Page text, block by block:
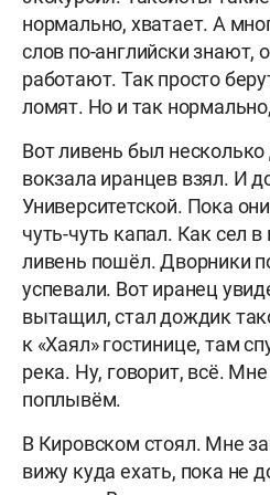
нормально, хватает. А
слов по-английски знают,
работают. Так просто
ломят. Но и так
Вот ливень был
вокзала иранцев взял. И
Университетской. Пока
чуть-чуть капал. Как сел
ливень пошёл. Дворники
успевали. Вот иранец
вытащил, стал дождик
к «Хаял» гостинице, там
река. Ну, говорит, всё.
поплывём.
В Кировском стоял. Мне
вижу куда ехать, пока не